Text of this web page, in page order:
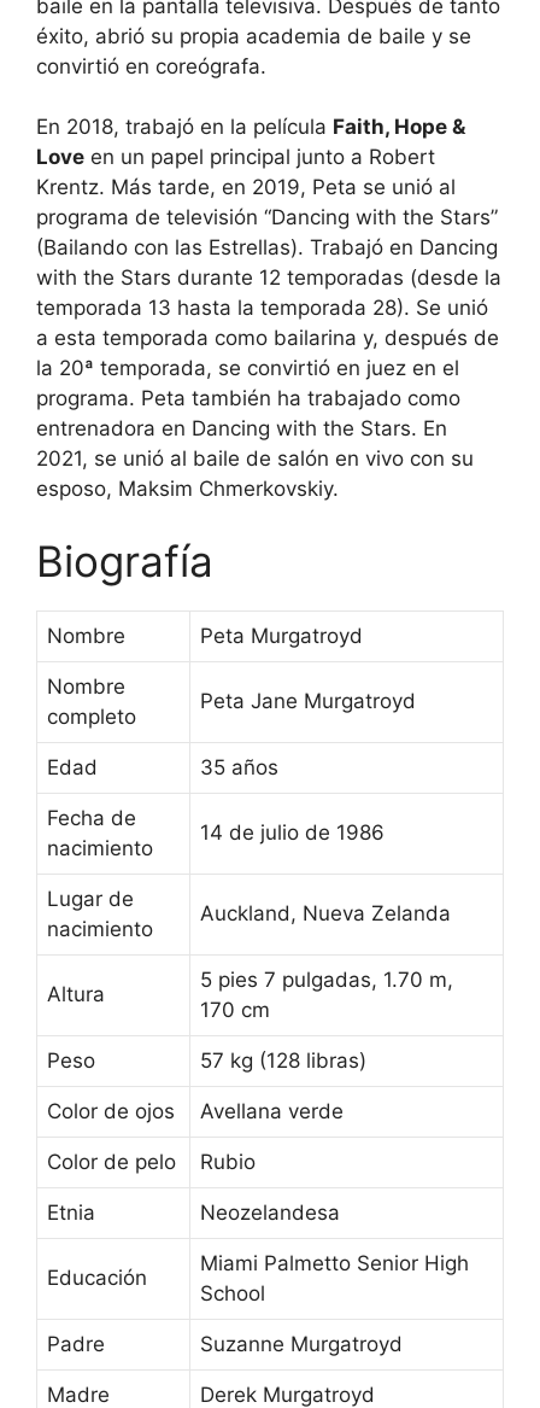
baile en la pantalla televisiva. Después de tanto
éxito, abrió su propia academia de baile y se
convirtió en coreógrafa.
En 2018, trabajó en la película Faith, Hope &
Love en un papel principal junto a Robert
Krentz. Más tarde, en 2019, Peta se unió al
programa de televisión “Dancing with the Stars”
(Bailando con las Estrellas). Trabajó en Dancing
with the Stars durante 12 temporadas (desde la
temporada 13 hasta la temporada 28). Se unió
a esta temporada como bailarina y, después de
la 20ª temporada, se convirtió en juez en el
programa. Peta también ha trabajado como
entrenadora en Dancing with the Stars. En
2021, se unió al baile de salón en vivo con su
esposo, Maksim Chmerkovskiy.
Biografía
Nombre Peta Murgatroyd
Nombre
completo
Peta Jane Murgatroyd
Edad 35 años
Fecha de
nacimiento
14 de julio de 1986
Lugar de
nacimiento
Auckland, Nueva Zelanda
Altura
5 pies 7 pulgadas, 1.70 m,
170 cm
Peso 57 kg (128 libras)
Color de ojos Avellana verde
Color de pelo Rubio
Etnia Neozelandesa
Educación
Miami Palmetto Senior High
School
Padre Suzanne Murgatroyd
Madre Derek Murgatroyd